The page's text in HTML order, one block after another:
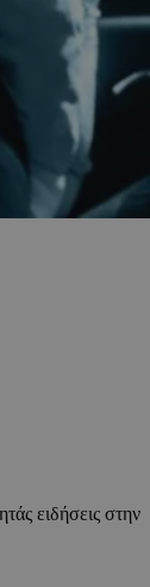
ειδήσεις στην